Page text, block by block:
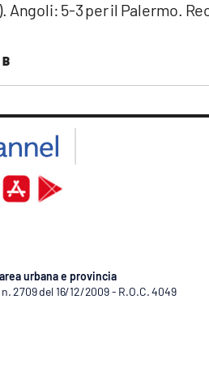
B
Angoli: 5-3 per il Palermo.
urbana e provincia
2709 del 16/12/2009 - R.O.C. 4049